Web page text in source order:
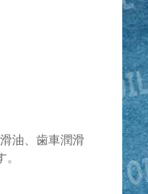
油、歯車潤滑